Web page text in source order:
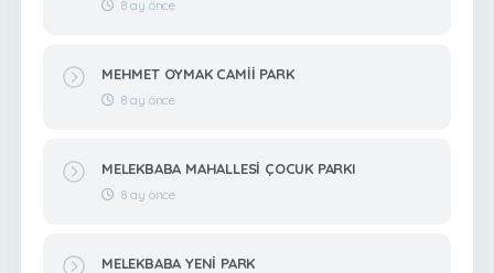
8 ay önce
MEHMET OYMAK CAMİİ PARK
8 ay önce
MELEKBABA MAHALLESİ ÇOCUK PARKI
8 ay önce
MELEKBABA YENİ PARK